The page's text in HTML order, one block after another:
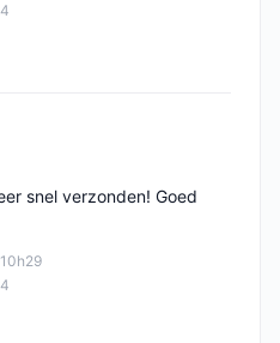
snel verzonden! Goed